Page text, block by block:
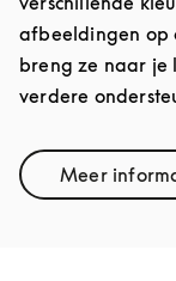
afbeeldingen op
breng ze naar je
verdere
Meer Link